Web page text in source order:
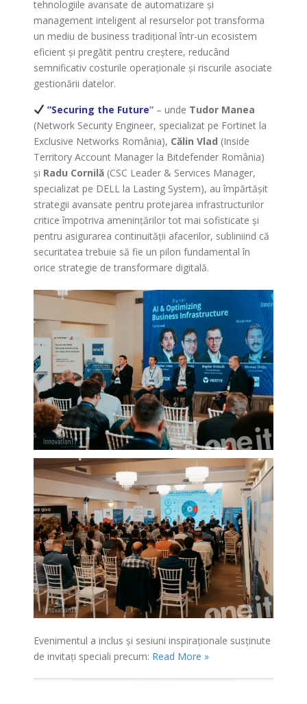
tehnologiile avansate de automatizare și
management inteligent al resurselor pot transforma
un mediu de business tradițional într-un ecosistem
eficient și pregătit pentru creștere, reducând
semnificativ costurile operaționale și riscurile asociate
gestionării datelor.
”Securing the Future”– unde Tudor Manea
(Network Security Engineer, specializat pe Fortinet la
Exclusive Networks România), Călin Vlad (Inside
Territory Account Manager la Bitdefender România)
și Radu Cornilă (CSC Leader & Services Manager,
specializat pe DELL la Lasting System), au împărtășit
strategii avansate pentru protejarea infrastructurilor
critice împotriva amenințărilor tot mai sofisticate și
pentru asigurarea continuității afacerilor, subliniind că
securitatea trebuie să fie un pilon fundamental în
orice strategie de transformare digitală.
Evenimentul a inclus și sesiuni inspiraționale susținute
de invitați speciali precum: Read More »